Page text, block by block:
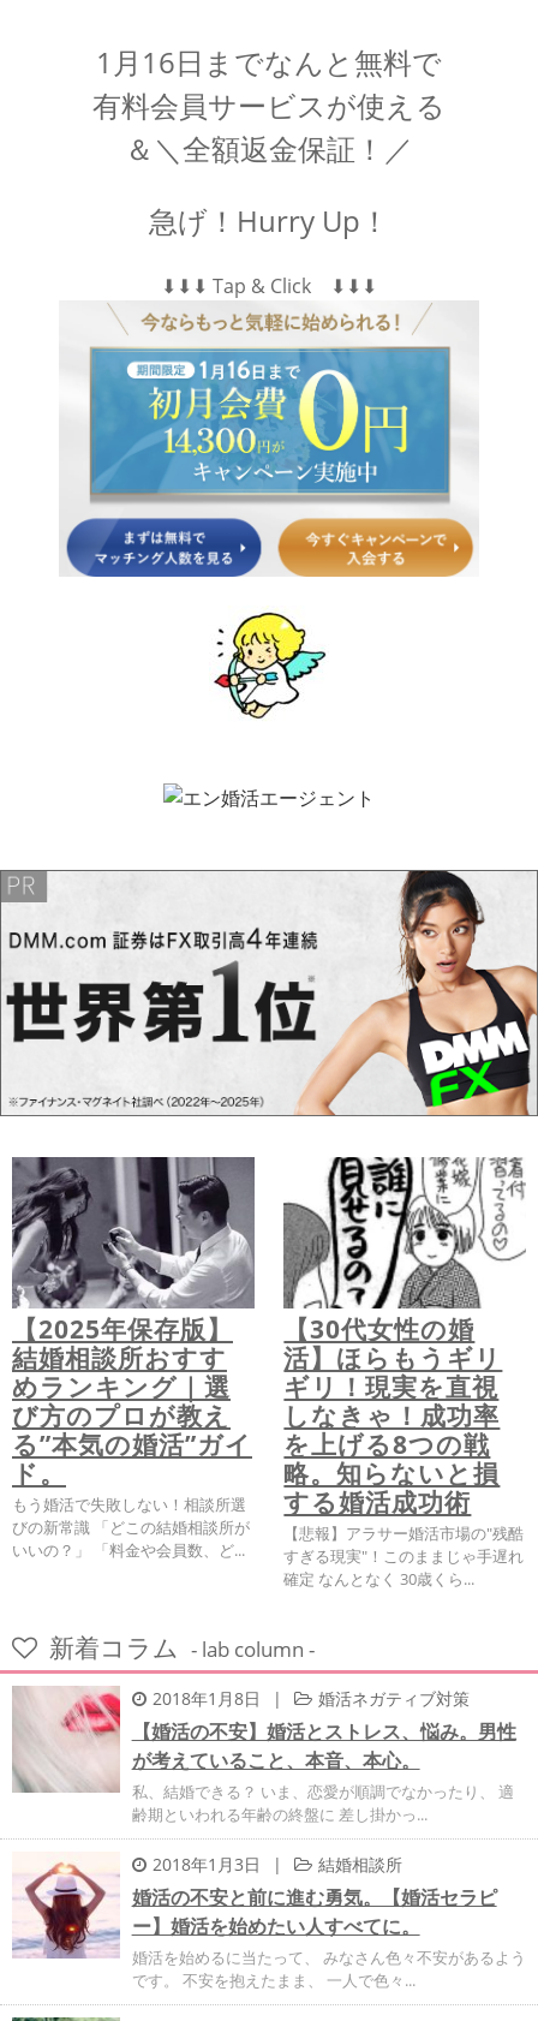
1月16日までなんと無料で
有料会員サービスが使える
＆＼全額返金保証！／
急げ！Hurry Up！
⬇︎⬇︎⬇︎ Tap & Click ⬇︎⬇︎⬇︎
【2025年保存版】
結婚相談所おすす
めランキング｜選
び方のプロが教え
る”本気の婚活”ガイ
ド。
もう婚活で失敗しない！相談所選
びの新常識 「どこの結婚相談所が
いいの？」 「料金や会員数、ど...
【30代女性の婚
活】ほらもうギリ
ギリ！現実を直視
しなきゃ！成功率
を上げる8つの戦
略。知らないと損
する婚活成功術
【悲報】アラサー婚活市場の"残酷
すぎる現実"！このままじゃ手遅れ
確定 なんとなく 30歳くら...
新着コラム - lab column -
2018年1月8日 | 婚活ネガティブ対策
【婚活の不安】婚活とストレス、悩み。男性
が考えていること、本音、本心。
私、結婚できる？ いま、恋愛が順調でなかったり、 適
齢期といわれる年齢の終盤に 差し掛かっ...
2018年1月3日 | 結婚相談所
婚活の不安と前に進む勇気。【婚活セラピ
ー】婚活を始めたい人すべてに。
婚活を始めるに当たって、 みなさん色々不安があるよう
です。 不安を抱えたまま、 一人で色々...